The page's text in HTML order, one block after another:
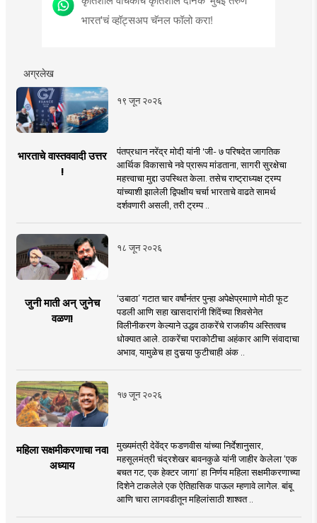
भारत'चं व्हॉट्सअप चॅनल फॉलो करा!
अग्रलेख
१९ जून २०२६
भारताचे वास्तववादी उत्तर
!
पंतप्रधान नरेंद्र मोदी यांनी 'जी- ७ परिषदेत जागतिक
आर्थिक विकासाचे नवे प्रारूप मांडताना, सागरी सुरक्षेचा
महत्त्वाचा मुद्दा उपस्थित केला. तसेच राष्ट्राध्यक्ष ट्रम्प
यांच्याशी झालेली द्विपक्षीय चर्चा भारताचे वाढते सामर्थ
दर्शवणारी असली, तरी ट्रम्प ..
१८ जून २०२६
जुनी माती अन् जुनेच
वळण!
‘उबाठा’ गटात चार वर्षांनंतर पुन्हा अपेक्षेप्रमााणे मोठी फूट
पडली आणि सहा खासदारांनी शिंदेंच्या शिवसेनेत
विलीनीकरण केल्याने उद्धव ठाकरेंचे राजकीय अस्तित्वच
धोक्यात आले. ठाकरेंचा पराकोटीचा अहंकार आणि संवादाचा
अभाव, यामुळेच हा दुसर्‍या फुटीचाही अंक ..
१७ जून २०२६
महिला सक्षमीकरणाचा नवा
अध्याय
मुख्यमंत्री देवेंद्र फडणवीस यांच्या निर्देशानुसार,
महसूलमंत्री चंद्रशेखर बावनकुळे यांनी जाहीर केलेला ‘एक
बचत गट, एक हेक्टर जागा’ हा निर्णय महिला सक्षमीकरणाच्या
दिशेने टाकलेले एक ऐतिहासिक पाऊल म्हणावे लागेल. बांबू
आणि चारा लागवडीतून महिलांसाठी शाश्वत ..